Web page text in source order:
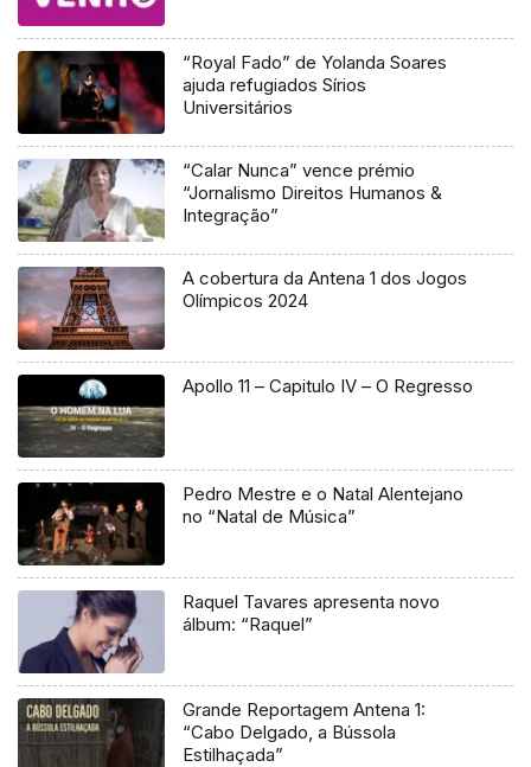
“Royal Fado” de Yolanda Soares
ajuda refugiados Sírios
Universitários
“Calar Nunca” vence prémio
“Jornalismo Direitos Humanos &
Integração”
A cobertura da Antena 1 dos Jogos
Olímpicos 2024
Apollo 11 – Capitulo IV – O Regresso
Pedro Mestre e o Natal Alentejano
no “Natal de Música”
Raquel Tavares apresenta novo
álbum: “Raquel”
Grande Reportagem Antena 1:
“Cabo Delgado, a Bússola
Estilhaçada”